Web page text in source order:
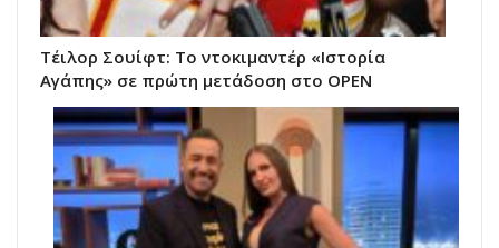
Τέιλορ Σουίφτ: Το ντοκιμαντέρ «Ιστορία
Αγάπης» σε πρώτη μετάδοση στο OPEN